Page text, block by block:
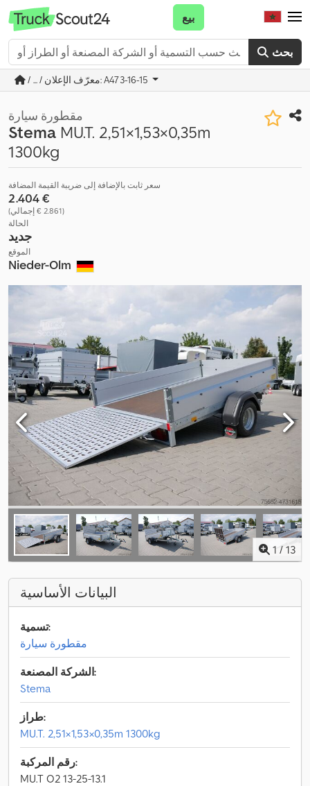
بحث
بيع
/ ... / معرّف الإعلان: A473-16-15
مقطورة سيارة
Stema MU.T. 2,51×1,53×0,35m
1300kg
سعر ثابت بالإضافة إلى ضريبة القيمة المضافة
‏2.404 €
(‏2.861 € إجمالي)
الحالة
جديد
الموقع
Nieder-Olm
1 / 13
البيانات الأساسية
تسمية:
مقطورة سيارة
الشركة المصنعة:
Stema
طراز:
MU.T. 2,51×1,53×0,35m 1300kg
رقم المركبة:
MU.T O2 13-25-13.1